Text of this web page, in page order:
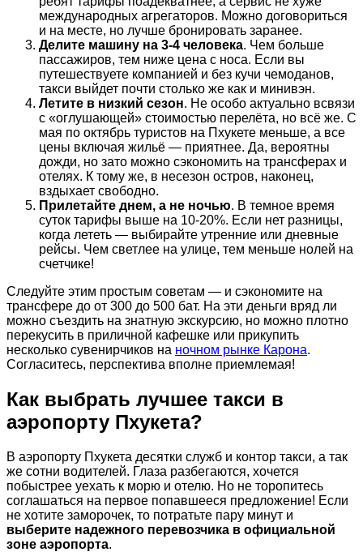
международных агрегаторов. Можно договориться
и на месте, но лучше бронировать заранее.
Делите машину на 3-4 человека. Чем больше
пассажиров, тем ниже цена с носа. Если вы
путешествуете компанией и без кучи чемоданов,
такси выйдет почти столько же как и минивэн.
Летите в низкий сезон. Не особо актуально всвязи
с «оглушающей» стоимостью перелёта, но всё же. С
мая по октябрь туристов на Пхукете меньше, а все
цены включая жильё — приятнее. Да, вероятны
дожди, но зато можно сэкономить на трансферах и
отелях. К тому же, в несезон остров, наконец,
вздыхает свободно.
Прилетайте днем, а не ночью. В темное время
суток тарифы выше на 10-20%. Если нет разницы,
когда лететь — выбирайте утренние или дневные
рейсы. Чем светлее на улице, тем меньше нолей на
счетчике!
Следуйте этим простым советам — и сэкономите на
трансфере до от 300 до 500 бат. На эти деньги вряд ли
можно съездить на знатную экскурсию, но можно плотно
перекусить в приличной кафешке или прикупить
несколько сувенирчиков на ночном рынке Карона.
Согласитесь, перспектива вполне приемлемая!
Как выбрать лучшее такси в
аэропорту Пхукета?
В аэропорту Пхукета десятки служб и контор такси, а так
же сотни водителей. Глаза разбегаются, хочется
побыстрее уехать к морю и отелю. Но не торопитесь
соглашаться на первое попавшееся предложение! Если
не хотите заморочек, то потратьте пару минут и
выберите надежного перевозчика в официальной
зоне аэропорта.